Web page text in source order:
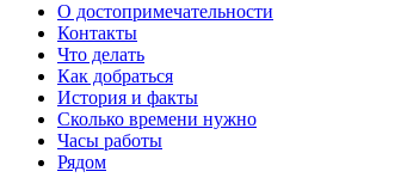
О достопримечательности
Контакты
Что делать
Как добраться
История и факты
Сколько времени нужно
Часы работы
Рядом